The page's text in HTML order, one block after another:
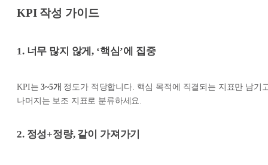
KPI 작성 가이드
1. 너무 많지 않게, ‘핵심’에 집중
KPI는3~5개 정도가 적당합니다. 핵심 목적에 직결되는 지표만 남기
나머지는 보조 지표로 분류하세요.
2. 정성+정량, 같이 가져가기